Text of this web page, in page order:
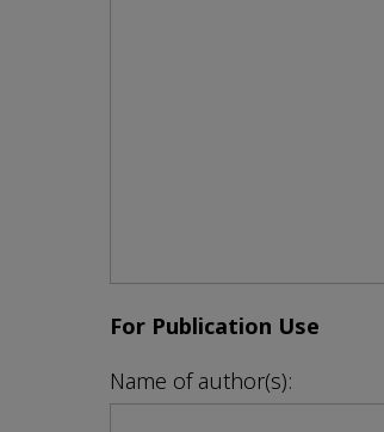
For Publication Use
Name of author(s):